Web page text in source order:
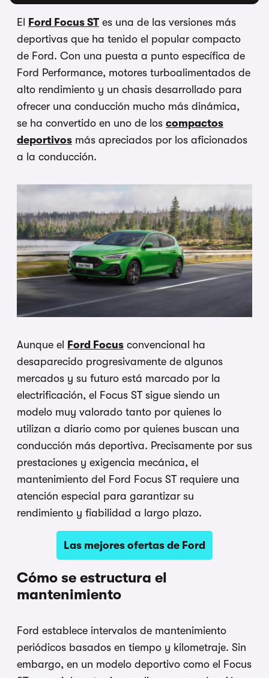
El Ford Focus ST es una de las versiones más
deportivas que ha tenido el popular compacto
de Ford. Con una puesta a punto específica de
Ford Performance, motores turboalimentados de
alto rendimiento y un chasis desarrollado para
ofrecer una conducción mucho más dinámica,
se ha convertido en uno de los compactos
deportivos más apreciados por los aficionados
a la conducción.
Aunque el Ford Focus convencional ha
desaparecido progresivamente de algunos
mercados y su futuro está marcado por la
electrificación, el Focus ST sigue siendo un
modelo muy valorado tanto por quienes lo
utilizan a diario como por quienes buscan una
conducción más deportiva. Precisamente por sus
prestaciones y exigencia mecánica, el
mantenimiento del Ford Focus ST requiere una
atención especial para garantizar su
rendimiento y fiabilidad a largo plazo.
Las mejores ofertas de Ford
Cómo se estructura el
mantenimiento
Ford establece intervalos de mantenimiento
periódicos basados en tiempo y kilometraje. Sin
embargo, en un modelo deportivo como el Focus